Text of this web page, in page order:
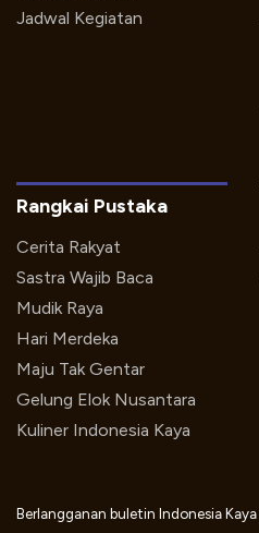
Jadwal Kegiatan
Rangkai Pustaka
Cerita Rakyat
Sastra Wajib Baca
Mudik Raya
Hari Merdeka
Maju Tak Gentar
Gelung Elok Nusantara
Kuliner Indonesia Kaya
Berlangganan buletin Indonesia Kaya